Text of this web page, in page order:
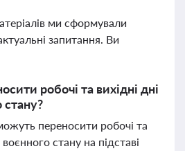
ми сформували
запитання. Ви
робочі та вихідні дні
стану?
переносити робочі та
воєнного стану на підставі